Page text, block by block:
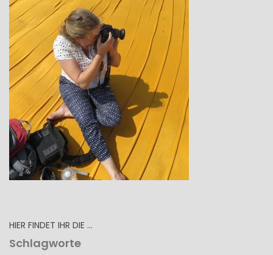
HIER FINDET IHR DIE …
Schlagworte